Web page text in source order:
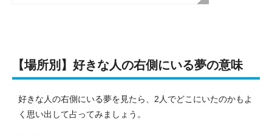
【場所別】好きな人の右側にいる夢の意味
好きな人の右側にいる夢を見たら、2人でどこにいたのかもよ
く思い出して占ってみましょう。